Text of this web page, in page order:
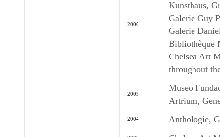
2006
Kunsthaus,
Galerie Guy
Galerie
Bibliothèque
Chelsea Art
throughout
2005
Museo
Artrium,
2004 Anthologie,